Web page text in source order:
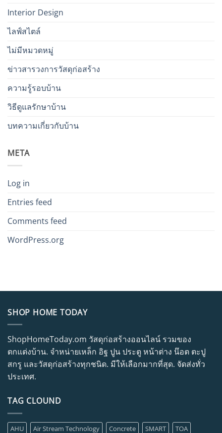
Interior Design
ไลฟ์สไตล์
ไม่มีหมวดหมู่
ข่าวสารวงการวัสดุก่อสร้าง
ความรู้รอบบ้าน
วิธีดูแลรักษาบ้าน
บทความเกี่ยวกับบ้าน
META
Log in
Entries feed
Comments feed
WordPress.org
SHOP HOME TODAY
ShopHomeToday.om วัสดุก่อสร้างออนไลน์ รวมของ
ตกแต่งบ้าน. จำหน่ายเหล็ก อิฐ ปูน ประตู หน้าต่าง น๊อต ตะปู
สกรู และวัสดุก่อสร้างทุกชนิด. มีให้เลือกมากที่สุด. จัดส่งทั่ว
ประเทศ.
TAG CLOUND
AHU Air Stream Technology Concrete SMART
TOA